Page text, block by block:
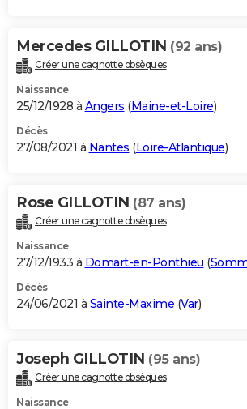
Mercedes GILLOTIN (92 ans)
Créer une cagnotte obsèques
Naissance
25/12/1928 à Angers (Maine-et-Loire)
Décès
27/08/2021 à Nantes (Loire-Atlantique)
Rose GILLOTIN (87 ans)
Créer une cagnotte obsèques
Naissance
27/12/1933 à Domart-en-Ponthieu (
Décès
24/06/2021 à Sainte-Maxime (Var)
Joseph GILLOTIN (95 ans)
Créer une cagnotte obsèques
Naissance